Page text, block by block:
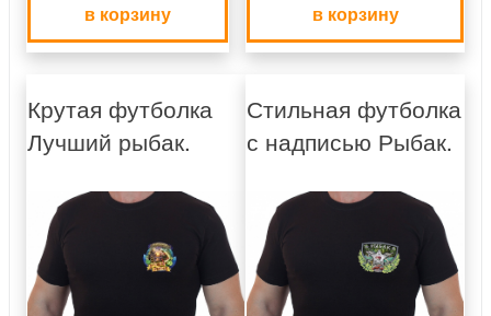
в корзину в корзину
Крутая футболка
Лучший рыбак.
Стильная футболка
с надписью Рыбак.